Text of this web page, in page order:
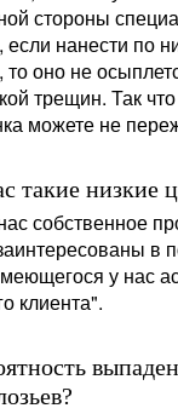
стороны
если нанести по
оно не
трещин. Так
можете не
такие низкие
собственное
в
у нас
клиента".